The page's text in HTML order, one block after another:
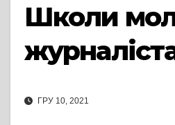
Школи
ГРУ 10, 2021